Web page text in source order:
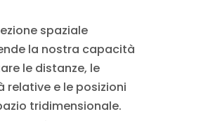
spaziale
la nostra capacità
le distanze, le
relative e le posizioni
tridimensionale.